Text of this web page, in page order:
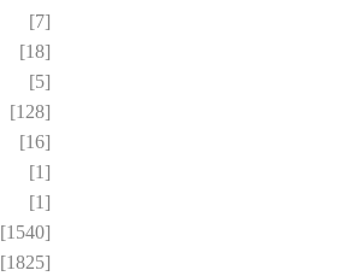
[7]
[18]
[5]
[128]
[16]
[1]
[1]
[1540]
[1825]